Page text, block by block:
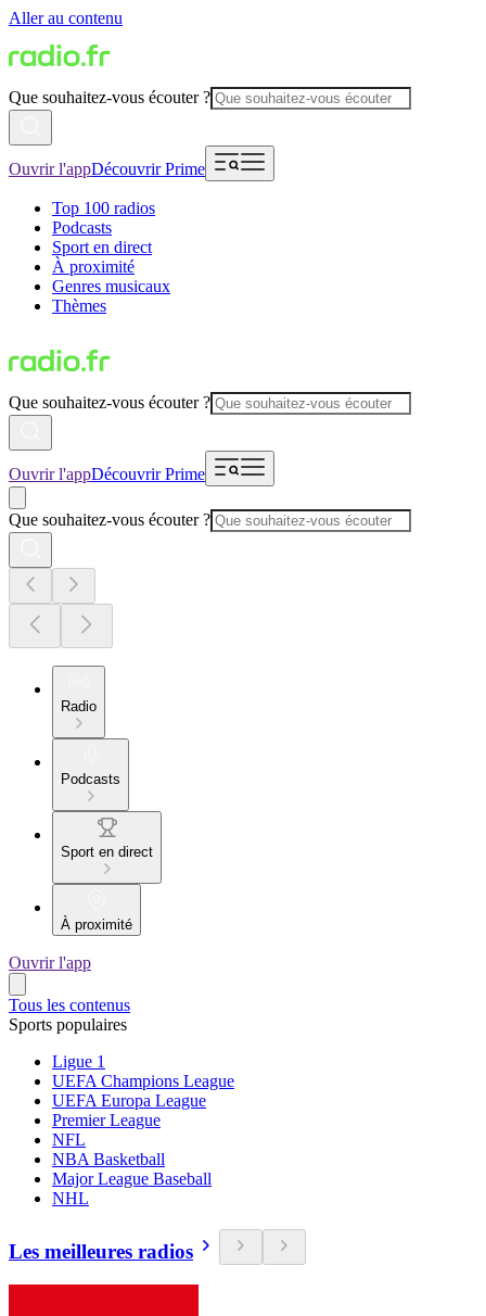
Aller au contenu
Que souhaitez-vous écouter ?
Ouvrir l'appDécouvrir Prime
Top 100 radios
Podcasts
Sport en direct
À proximité
Genres musicaux
Thèmes
Que souhaitez-vous écouter ?
Ouvrir l'appDécouvrir Prime
Que souhaitez-vous écouter ?
Radio
Podcasts
Sport en direct
À proximité
Ouvrir l'app
Tous les contenus
Sports populaires
Ligue 1
UEFA Champions League
UEFA Europa League
Premier League
NFL
NBA Basketball
Major League Baseball
NHL
Les meilleures radios